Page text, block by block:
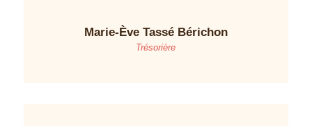
Marie-Ève Tassé Bérichon
Trésorière